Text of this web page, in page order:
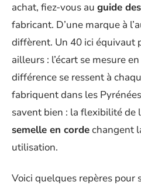
achat, fiez-vous au guide
fabricant. D’une marque à
diffèrent. Un 40 ici équivaut
ailleurs : l’écart se mesure
différence se ressent à
fabriquent dans les
savent bien : la flexibilité de
semelle en cordechangent
utilisation.
Voici quelques repères pour